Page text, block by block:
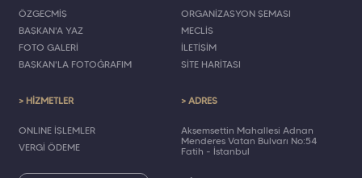
ÖZGEÇMİŞ
BAŞKAN'A YAZ
FOTO GALERİ
BAŞKAN'LA FOTOĞRAFIM
ORGANİZASYON ŞEMASI
MECLİS
İLETİŞİM
SİTE HARİTASI
> HİZMETLER
ONLINE İŞLEMLER
VERGİ ÖDEME
> ADRES
Akşemsettin Mahallesi Adnan
Menderes Vatan Bulvarı No:54
Fatih - İstanbul